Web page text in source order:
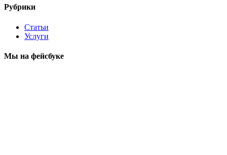
Рубрики
Статьи
Услуги
Мы на фейсбуке